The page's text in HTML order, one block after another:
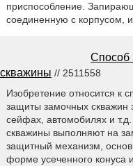
приспособление.
соединенную с корпусом,
Способ
скважины // 2511558
Изобретение относится к
защиты замочных скважин
сейфах, автомобилях и
скважины выполняют на
защитный механизм,
форме усеченного конуса